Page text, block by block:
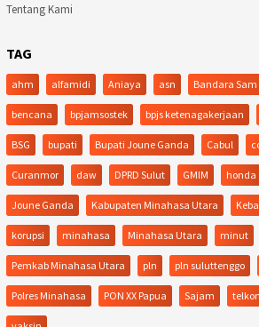
Tentang Kami
TAG
ahm alfamidi Aniaya asn Bandara
bencana bpjamsostek bpjs ketenagakerjaan
BSG bupati Bupati Joune Ganda Cabul
Curanmor daw DPRD Sulut GMIM honda
Joune Ganda Kabupaten Minahasa Utara
korupsi minahasa Minahasa Utara minut
Pemkab Minahasa Utara pln pln suluttenggo
Polres Minahasa PON XX Papua Sajam